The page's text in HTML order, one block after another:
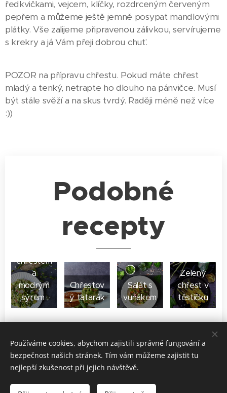
ředkvičkami, vejcem, klíčky, rozdrceným červeným
pepřem a můžeme ještě jemně posypat mandlovými
plátky. Vše zalijeme připravenou zálivkou, servírujeme
s krekry a já Vám přeji dobrou chuť.
POZOR na přípravu chřestu. Pokud máte chřest
mladý a tenký, netrapte ho dlouho na pánvičce. Musí
být stále svěží a na skus tvrdý. Raději méně než více
:))
Podobné
recepty
chřestem
a
modrým
sýrem
Chřestov
ý tatarák
Salát s
vuňákem
Zelený
chřest v
těstíčku
Používáme cookies, abychom zajistili správné fungování a
bezpečnost našich stránek. Tím vám můžeme zajistit tu
nejlepší zkušenost při jejich návštěvě.